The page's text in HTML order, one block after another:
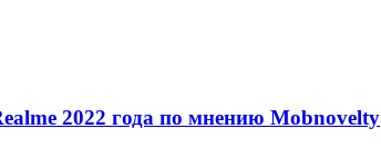
2022 года по мнению Mobnovelty